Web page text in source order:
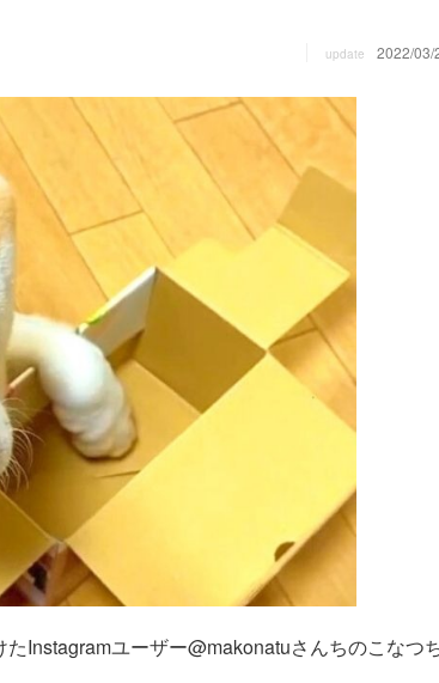
update 2022/03/
Instagramユーザー@makonatuさんちのこなつ